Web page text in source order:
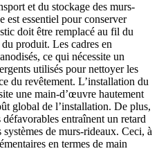
et du stockage des murs-
est essentiel pour conserver
doit être remplacé au fil du
produit. Les cadres en
ce qui nécessite un
utilisés pour nettoyer les
du revêtement. L’installation du
une main-d’œuvre hautement
global de l’installation. De plus,
entraînent un retard
de murs-rideaux. Ceci, à
en termes de main